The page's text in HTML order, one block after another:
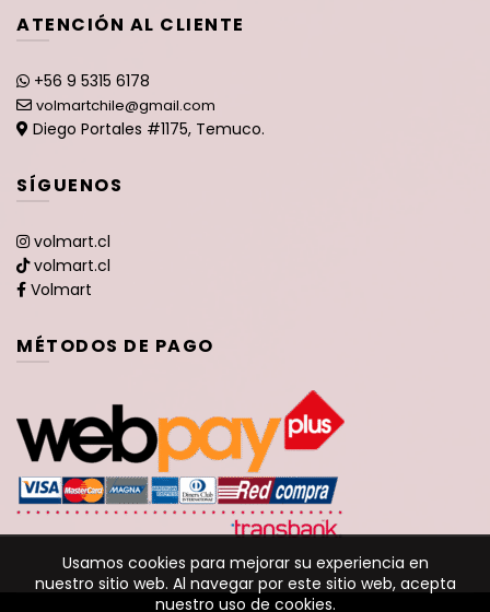
ATENCIÓN AL CLIENTE
+56 9 5315 6178
volmartchile@gmail.com
Diego Portales #1175, Temuco.
SÍGUENOS
volmart.cl
volmart.cl
Volmart
MÉTODOS DE PAGO
Usamos cookies para mejorar su experiencia en
nuestro sitio web. Al navegar por este sitio web, acepta
nuestro uso de cookies.